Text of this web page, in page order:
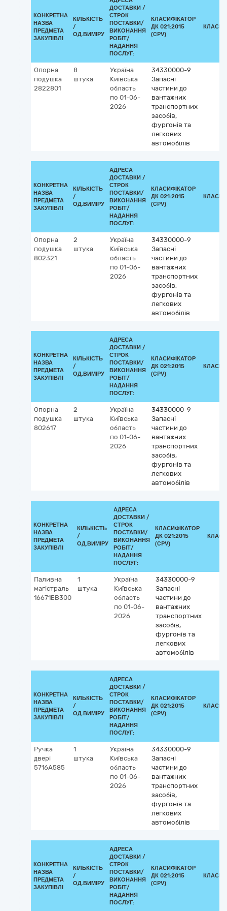
КОНКРЕТНА
НАЗВА
ПРЕДМЕТА
ЗАКУПІВЛІ
КІЛЬКІСТЬ
/
ОД.ВИМІРУ
ДОСТАВКИ /
СТРОК
ПОСТАВКИ/
ВИКОНАННЯ
РОБІТ/
НАДАННЯ
ПОСЛУГ:
КЛАСИФІКАТОР
ДК 021:2015
(CPV)
Опорна
подушка
2822801
8
штука
Україна
Київська
область
по 01-06-
2026
34330000-9
Запасні
частини до
вантажних
транспортних
засобів,
фургонів та
легкових
автомобілів
КОНКРЕТНА
НАЗВА
ПРЕДМЕТА
ЗАКУПІВЛІ
КІЛЬКІСТЬ
/
ОД.ВИМІРУ
АДРЕСА
ДОСТАВКИ /
СТРОК
ПОСТАВКИ/
ВИКОНАННЯ
РОБІТ/
НАДАННЯ
ПОСЛУГ:
КЛАСИФІКАТОР
ДК 021:2015
(CPV)
Опорна
подушка
802321
2
штука
Україна
Київська
область
по 01-06-
2026
34330000-9
Запасні
частини до
вантажних
транспортних
засобів,
фургонів та
легкових
автомобілів
КОНКРЕТНА
НАЗВА
ПРЕДМЕТА
ЗАКУПІВЛІ
КІЛЬКІСТЬ
/
ОД.ВИМІРУ
АДРЕСА
ДОСТАВКИ /
СТРОК
ПОСТАВКИ/
ВИКОНАННЯ
РОБІТ/
НАДАННЯ
ПОСЛУГ:
КЛАСИФІКАТОР
ДК 021:2015
(CPV)
Опорна
подушка
802617
2
штука
Україна
Київська
область
по 01-06-
2026
34330000-9
Запасні
частини до
вантажних
транспортних
засобів,
фургонів та
легкових
автомобілів
КОНКРЕТНА
НАЗВА
ПРЕДМЕТА
ЗАКУПІВЛІ
КІЛЬКІСТЬ
/
ОД.ВИМІРУ
АДРЕСА
ДОСТАВКИ /
СТРОК
ПОСТАВКИ/
ВИКОНАННЯ
РОБІТ/
НАДАННЯ
ПОСЛУГ:
КЛАСИФІКАТОР
ДК 021:2015
(CPV)
Паливна
магістраль
16671EB300
1
штука
Україна
Київська
область
по 01-06-
2026
34330000-9
Запасні
частини до
вантажних
транспортних
засобів,
фургонів та
легкових
автомобілів
КОНКРЕТНА
НАЗВА
ПРЕДМЕТА
ЗАКУПІВЛІ
КІЛЬКІСТЬ
/
ОД.ВИМІРУ
АДРЕСА
ДОСТАВКИ /
СТРОК
ПОСТАВКИ/
ВИКОНАННЯ
РОБІТ/
НАДАННЯ
ПОСЛУГ:
КЛАСИФІКАТОР
ДК 021:2015
(CPV)
Ручка
двері
5716A585
1
штука
Україна
Київська
область
по 01-06-
2026
34330000-9
Запасні
частини до
вантажних
транспортних
засобів,
фургонів та
легкових
автомобілів
КОНКРЕТНА
НАЗВА
ПРЕДМЕТА
ЗАКУПІВЛІ
КІЛЬКІСТЬ
/
ОД.ВИМІРУ
АДРЕСА
ДОСТАВКИ /
СТРОК
ПОСТАВКИ/
ВИКОНАННЯ
РОБІТ/
НАДАННЯ
ПОСЛУГ:
КЛАСИФІКАТОР
ДК 021:2015
(CPV)